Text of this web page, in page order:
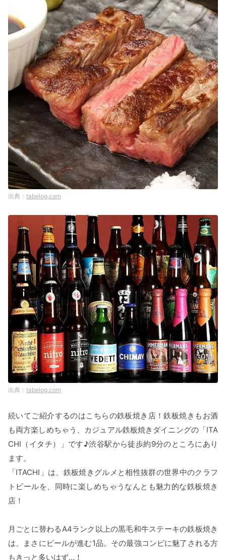
tabelog.com
tabelog.com
続いてご紹介するのはこちらの鉄板焼き店！鉄板焼きもお酒
も両方楽しめちゃう、カジュアル鉄板焼きダイニングの「ITA
CHI（イタチ）」です♪渋谷駅から徒歩約9分のところにあり
ます。
「ITACHI」は、鉄板焼きグルメと相性抜群の世界中のクラフ
トビールを、同時に楽しめちゃうなんとも魅力的な鉄板焼き
店！
月ごとに替わるA4ランク以上の黒毛和牛ステーキの鉄板焼き
は、まさにビールが進む1品。その最強コンビに魅了される方
もきっと多いはず…！